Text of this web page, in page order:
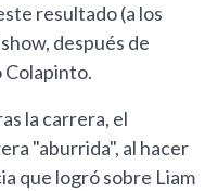
resultado (a los
después de
Colapinto.
la carrera, el
"aburrida", al hacer
que logró sobre Liam